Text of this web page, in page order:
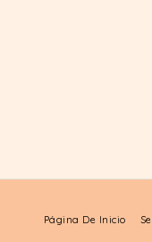
Página De Inicio